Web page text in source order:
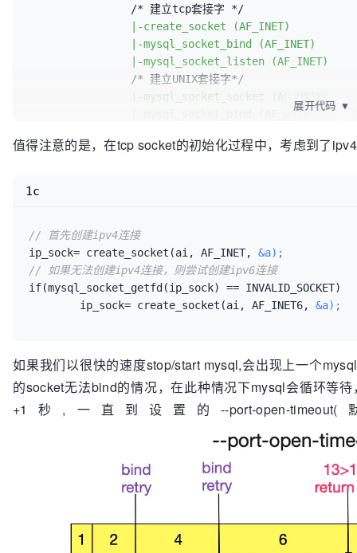
|-create_socket (AF_INET)
|-mysql_socket_bind (AF_INET)
|-mysql_socket_listen (AF_INET)
|-mysql_socket_socket (AF_UNIX)
|-mysql_socket_bind (AF_UNIX)
展开代码 ▼
值得注意的是，在tcp socket的初始化过程中，考虑到了
// 首先创建ipv4连接
ip_sock= create_socket (ai , AF_INET,
&a);
// 如果无法创建ipv4连接，则尝试创建ipv6连接
if(mysql_socket_getfd (ip_sock) == INVALID_SOCKET)
ip_sock= create_socket (ai , AF_INET6, &a);
1c
如果我们以很快的速度stop/start mysql,会出现上一个
的socket无法bind的情况，在此种情况下mysql会循环等
+1秒,一直到设置的--port-open-